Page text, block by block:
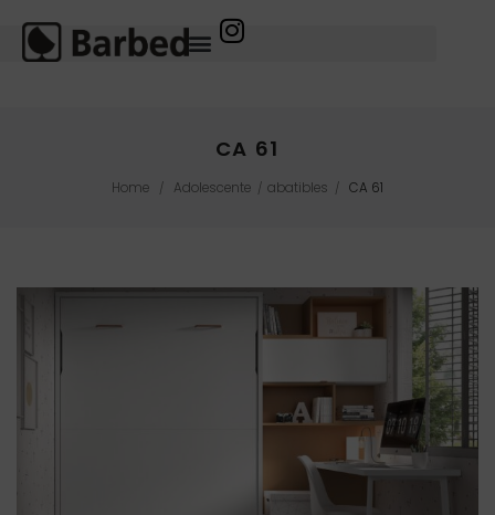
CA 61
Home / Adolescente / abatibles / CA 61